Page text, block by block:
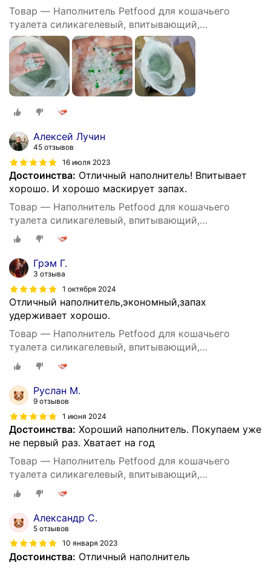
Товар — Наполнитель Petfood для кошачьего
туалета силикагелевый, впитывающий,
кристаллический, зеленые гранулы, 20 кг, 50 л.
Алексей Лучин
45 отзывов
16 июля 2023
Достоинства: Отличный наполнитель! Впитывает
хорошо. И хорошо маскирует запах.
Товар — Наполнитель Petfood для кошачьего
туалета силикагелевый, впитывающий,
кристаллический, зеленые гранулы, 20 кг, 50 л.
Грэм Г.
3 отзыва
1 октября 2024
Отличный наполнитель,экономный,запах
удерживает хорошо.
Товар — Наполнитель Petfood для кошачьего
туалета силикагелевый, впитывающий,
кристаллический, зеленые гранулы, 20 кг, 50 л.
Руслан М.
9 отзывов
1 июня 2024
Достоинства: Хороший наполнитель. Покупаем уже
не первый раз. Хватает на год
Товар — Наполнитель Petfood для кошачьего
туалета силикагелевый, впитывающий,
кристаллический, зеленые гранулы, 20 кг, 50 л.
Александр С.
5 отзывов
10 января 2023
Достоинства: Отличный наполнитель